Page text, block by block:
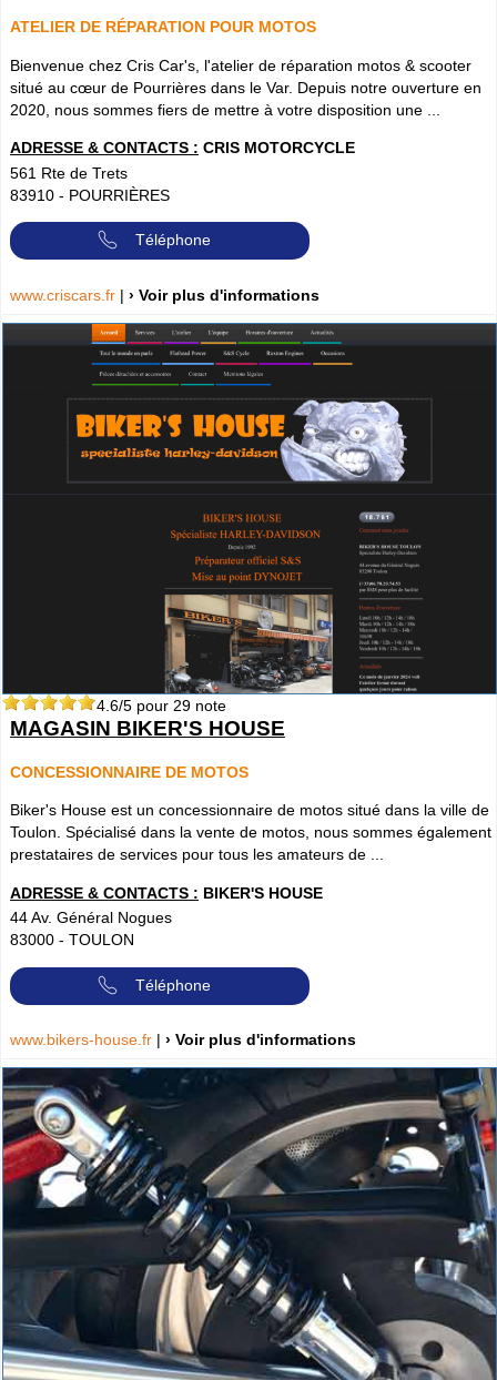
ATELIER DE RÉPARATION POUR MOTOS
Bienvenue chez Cris Car's, l'atelier de réparation motos & scooter
situé au cœur de Pourrières dans le Var. Depuis notre ouverture en
2020, nous sommes fiers de mettre à votre disposition une ...
ADRESSE & CONTACTS : CRIS MOTORCYCLE
561 Rte de Trets
83910 - POURRIÈRES
Téléphone
www.criscars.fr | › Voir plus d'informations
4.6/5 pour 29 note
MAGASIN BIKER'S HOUSE
CONCESSIONNAIRE DE MOTOS
Biker's House est un concessionnaire de motos situé dans la ville de
Toulon. Spécialisé dans la vente de motos, nous sommes également
prestataires de services pour tous les amateurs de ...
ADRESSE & CONTACTS : BIKER'S HOUSE
44 Av. Général Nogues
83000 - TOULON
Téléphone
www.bikers-house.fr | › Voir plus d'informations